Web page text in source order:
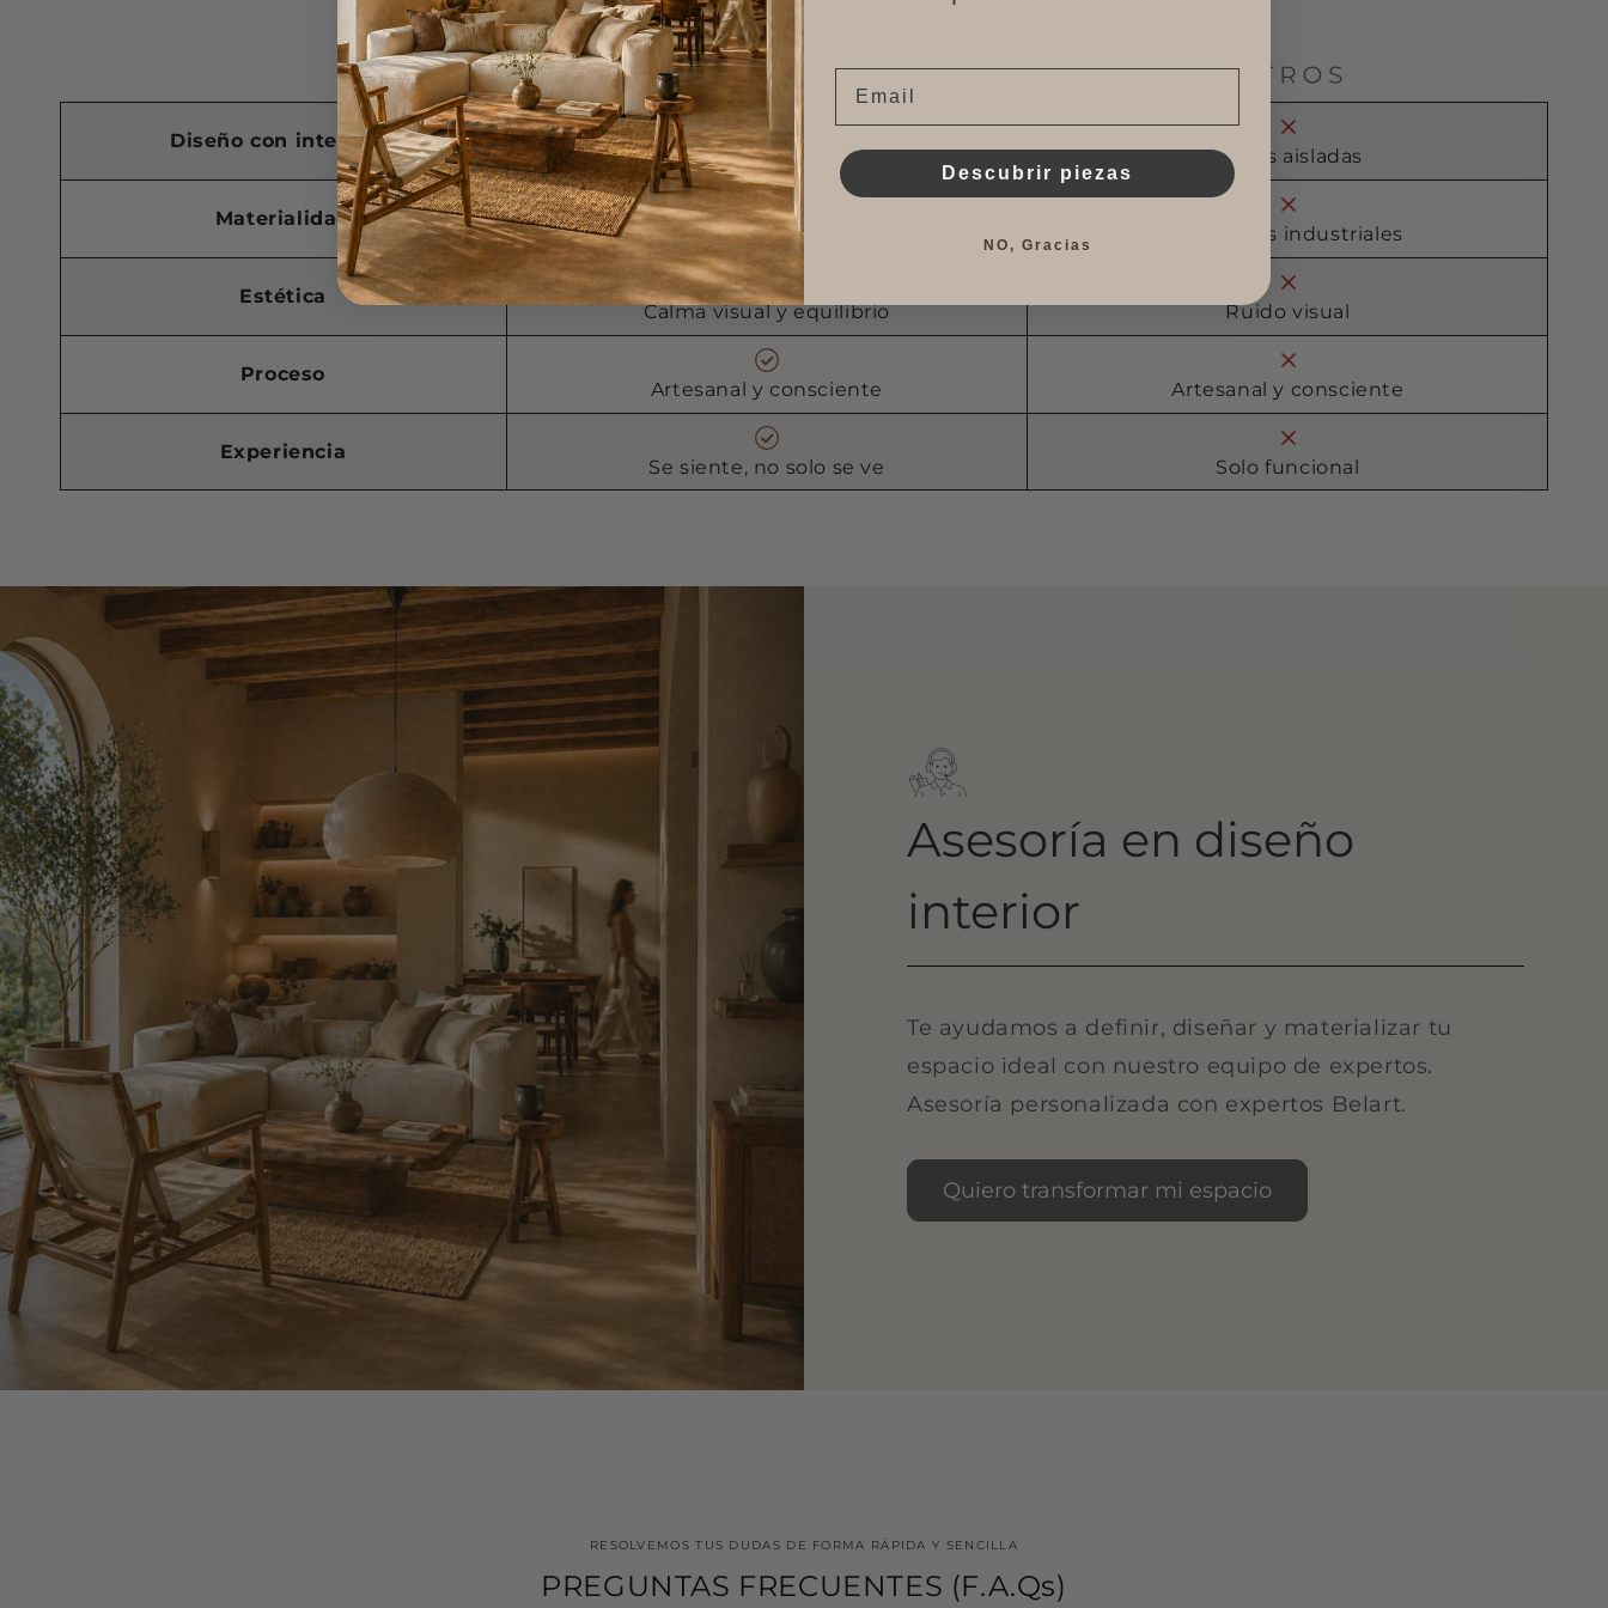
Diseño con intención
Espacios pensados en conjunto Piezas aisladas
Materialidad
Materiales naturales y honestos Materiales industriales
Estética
Calma visual y equilibrio Ruido visual
Proceso
Artesanal y consciente Artesanal y consciente
Experiencia
Se siente, no solo se ve Solo funcional
Asesoría en diseño
interior
Te ayudamos a definir, diseñar y materializar tu
espacio ideal con nuestro equipo de expertos.
Asesoría personalizada con expertos Belart.
Quiero transformar mi espacio
RESOLVEMOS TUS DUDAS DE FORMA RÁPIDA Y SENCILLA
PREGUNTAS FRECUENTES (F.A.Qs)
Descubrir piezas
NO, Gracias